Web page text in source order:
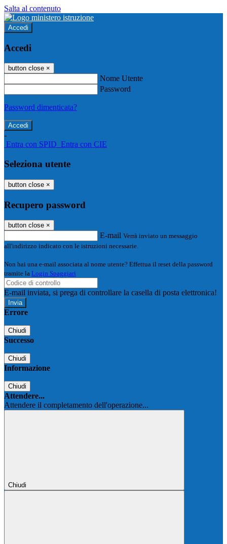
Salta al contenuto
Accedi
Accedi
button close ×
Nome Utente
Password
Password dimenticata?
-
Entra con SPID Entra con CIE
Seleziona utente
button close ×
Recupero password
button close ×
E-mail Verrà inviato un messaggio
all'indirizzo indicato con le istruzioni necessarie.
Non hai una e-mail associata al nome utente? Effettua il reset della password
tramite la Login Spaggiari
E-mail inviata, si prega di controllare la casella di posta elettronica!
Errore
Chiudi
Successo
Chiudi
Informazione
Chiudi
Attendere...
Attendere il completamento dell'operazione...
Chiudi